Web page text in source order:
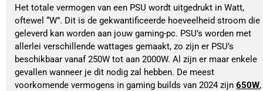
Het totale vermogen van een PSU wordt uitgedrukt in Watt,
oftewel “W”. Dit is de gekwantificeerde hoeveelheid stroom die
geleverd kan worden aan jouw gaming-pc. PSU’s worden met
allerlei verschillende wattages gemaakt, zo zijn er PSU’s
beschikbaar vanaf 250W tot aan 2000W. Al zijn er maar enkele
gevallen wanneer je dit nodig zal hebben. De meest
voorkomende vermogens in gaming builds van 2024 zijn 650W